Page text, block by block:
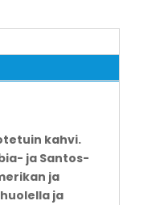
kahvi.
ja Santos-
ja
ja